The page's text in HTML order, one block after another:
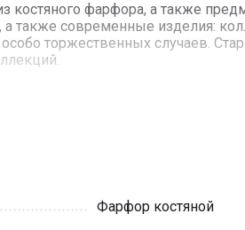
костяного фарфора, а также
также современные изделия:
торжественных случаев.
Фарфор костяной